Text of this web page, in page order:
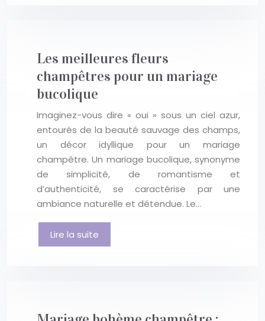
Les meilleures fleurs
champêtres pour un mariage
bucolique
Imaginez-vous dire « oui » sous un ciel azur,
entourés de la beauté sauvage des champs,
un décor idyllique pour un mariage
champêtre. Un mariage bucolique, synonyme
de simplicité, de romantisme et
d’authenticité, se caractérise par une
ambiance naturelle et détendue. Le…
Lire la suite